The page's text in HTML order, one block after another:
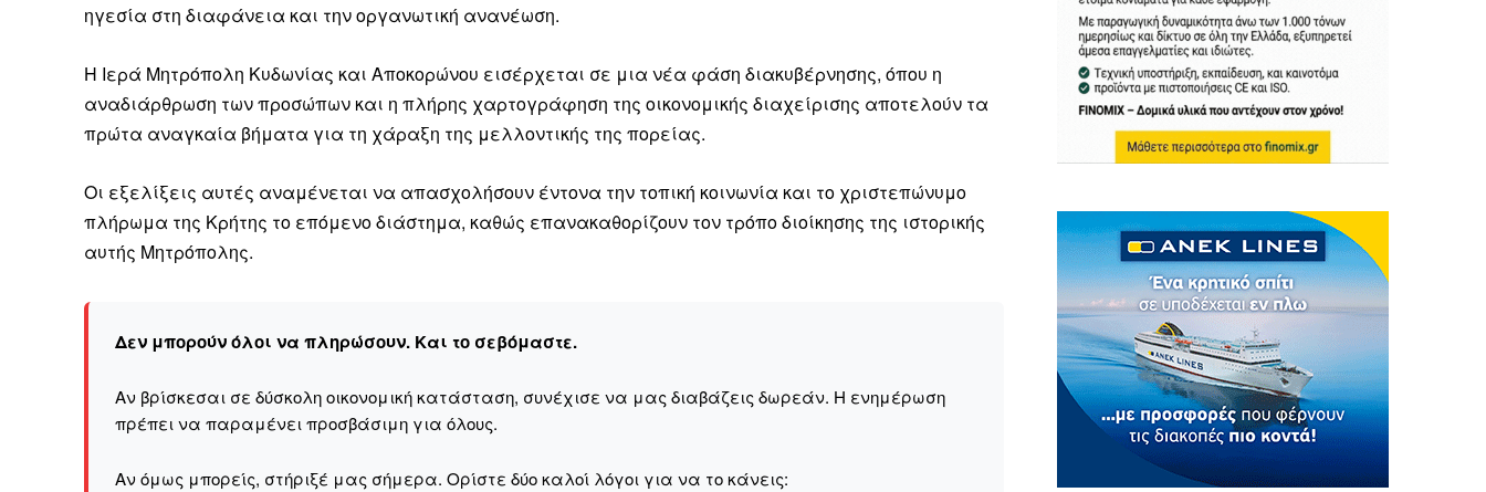
ηγεσία στη διαφάνεια και την οργανωτική ανανέωση.
Η Ιερά Μητρόπολη Κυδωνίας και Αποκορώνου εισέρχεται σε μια νέα φάση διακυβέρνησης, όπου η
αναδιάρθρωση των προσώπων και η πλήρης χαρτογράφηση της οικονομικής διαχείρισης αποτελούν τα
πρώτα αναγκαία βήματα για τη χάραξη της μελλοντικής της πορείας.
Οι εξελίξεις αυτές αναμένεται να απασχολήσουν έντονα την τοπική κοινωνία και το χριστεπώνυμο
πλήρωμα της Κρήτης το επόμενο διάστημα, καθώς επανακαθορίζουν τον τρόπο διοίκησης της ιστορικής
αυτής Μητρόπολης.
Δεν μπορούν όλοι να πληρώσουν. Και το σεβόμαστε.
Αν βρίσκεσαι σε δύσκολη οικονομική κατάσταση, συνέχισε να μας διαβάζεις δωρεάν. Η ενημέρωση
πρέπει να παραμένει προσβάσιμη για όλους.
Αν όμως μπορείς, στήριξέ μας σήμερα. Ορίστε δύο καλοί λόγοι για να το κάνεις: